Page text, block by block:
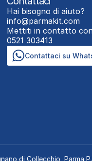
Hai bisogno di aiuto?
info@parmakit.com
Mettiti in contatto
0521 303413
Contattaci su
di Collecchio, Parma